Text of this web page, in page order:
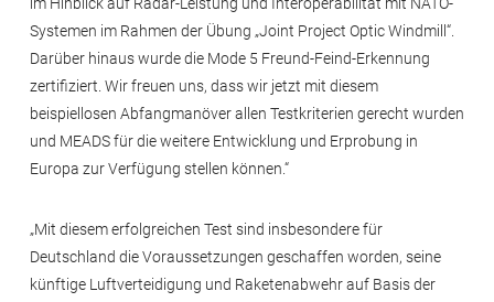
Systemen im Rahmen der Übung „Joint Project Optic Windmill“.
Darüber hinaus wurde die Mode 5 Freund-Feind-Erkennung
zertifiziert. Wir freuen uns, dass wir jetzt mit diesem
beispiellosen Abfangmanöver allen Testkriterien gerecht wurden
und MEADS für die weitere Entwicklung und Erprobung in
Europa zur Verfügung stellen können.“
„Mit diesem erfolgreichen Test sind insbesondere für
Deutschland die Voraussetzungen geschaffen worden, seine
künftige Luftverteidigung und Raketenabwehr auf Basis der